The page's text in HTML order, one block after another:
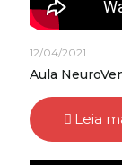
12/04/2021
Aula
Leia